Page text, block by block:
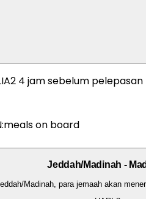
4 jam sebelum
meals on board
Jeddah/Madinah -
Madinah, para jemaah akan